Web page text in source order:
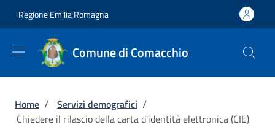
Regione Emilia Romagna
Comune di Comacchio
Briciole di pane
Home / Servizi demografici /
Chiedere il rilascio della carta d'identità elettronica (CIE)